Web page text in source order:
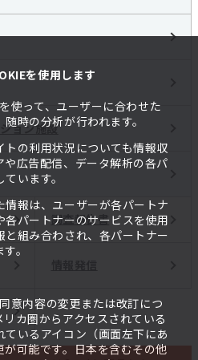
を使用します
使って、ユーザーに合わせた
時の分析が行われます。
トの利用状況についても情報収
広告配信、データ解析の各パ
います。
情報は、ユーザーが各パートナ
パートナーのサービスを使用
と組み合わされ、各パートナー
。
意内容の変更または改訂につ
カ圏からアクセスされている
いるアイコン（画面左下にあ
可能です。日本を含むその他
ョン施設
調査報告書